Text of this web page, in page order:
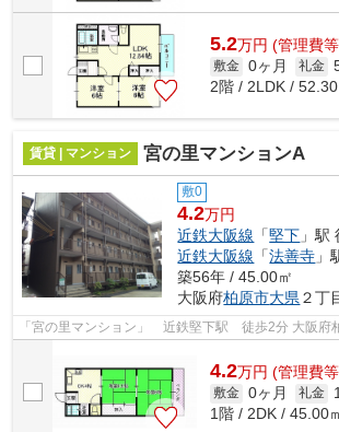
5.2万円 (管理費
敷金 0ヶ月 礼金
2階 / 2LDK / 52.30
賃貸 | マンション 宮の里マンションA
敷0
4.2万円
近鉄大阪線 「堅下 」駅
近鉄大阪線 「法善寺 」
築56年 / 45.00㎡
大阪府柏原市大県 ２丁
「宮の里マンション」 近鉄堅下駅 徒歩2分 大阪府
4.2万円 (管理費
敷金 0ヶ月 礼金
1階 / 2DK / 45.00